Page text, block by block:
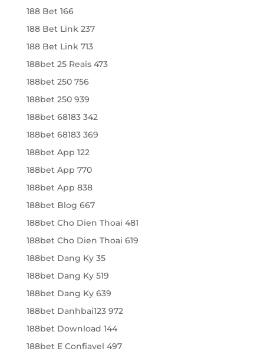
188 Bet 166
188 Bet Link 237
188 Bet Link 713
188bet 25 Reais 473
188bet 250 756
188bet 250 939
188bet 68183 342
188bet 68183 369
188bet App 122
188bet App 770
188bet App 838
188bet Blog 667
188bet Cho Dien Thoai 481
188bet Cho Dien Thoai 619
188bet Dang Ky 35
188bet Dang Ky 519
188bet Dang Ky 639
188bet Danhbai123 972
188bet Download 144
188bet E Confiavel 497